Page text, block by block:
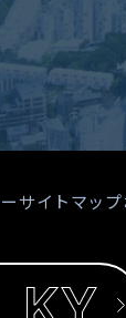
サイトマップ